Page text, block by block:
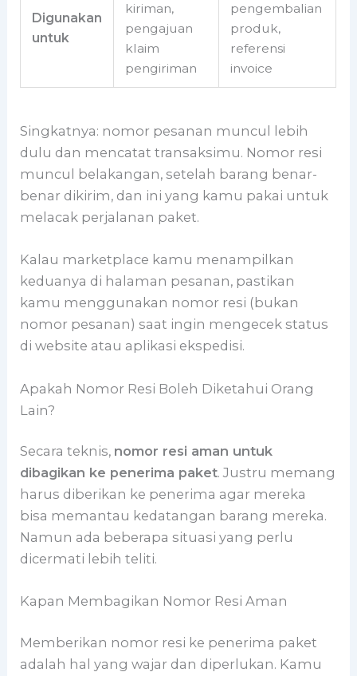
Digunakan
untuk
kiriman,
pengajuan
klaim
pengiriman
pengembalian
produk,
referensi
invoice
Singkatnya: nomor pesanan muncul lebih
dulu dan mencatat transaksimu. Nomor resi
muncul belakangan, setelah barang benar-
benar dikirim, dan ini yang kamu pakai untuk
melacak perjalanan paket.
Kalau marketplace kamu menampilkan
keduanya di halaman pesanan, pastikan
kamu menggunakan nomor resi (bukan
nomor pesanan) saat ingin mengecek status
di website atau aplikasi ekspedisi.
Apakah Nomor Resi Boleh Diketahui Orang
Lain?
Secara teknis, nomor resi aman untuk
dibagikan ke penerima paket. Justru memang
harus diberikan ke penerima agar mereka
bisa memantau kedatangan barang mereka.
Namun ada beberapa situasi yang perlu
dicermati lebih teliti.
Kapan Membagikan Nomor Resi Aman
Memberikan nomor resi ke penerima paket
adalah hal yang wajar dan diperlukan. Kamu